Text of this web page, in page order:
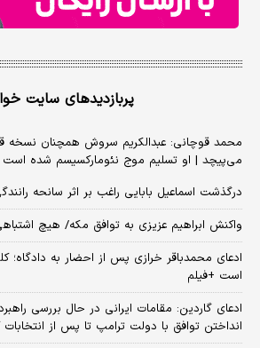
پربازدیدهای سایت
محمد قوچانی: عبدالکریم سروش همچنان نسخه
می‌پیچد | او تسلیم موج نئومارکسیسم شده است
درگذشت اسماعیل بابایی راغب بر اثر سانحه
واکنش ابراهیم عزیزی به توافق مکه/ هیچ
ادعای محمدباقر خرازی پس از احضار به
است +فیلم
ادعای گاردین: مقامات ایرانی در حال بررسی
انداختن توافق با دولت ترامپ تا پس از